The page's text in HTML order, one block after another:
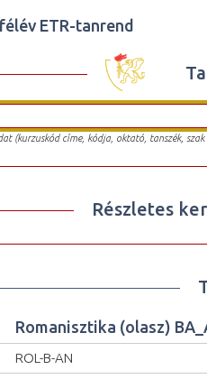
ETR-tanrend
(kurzuskód címe, kódja, oktató, tanszék,
Részletes
Romanisztika (olasz)
ROL-B-AN